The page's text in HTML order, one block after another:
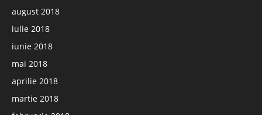
august 2018
iulie 2018
iunie 2018
mai 2018
aprilie 2018
martie 2018